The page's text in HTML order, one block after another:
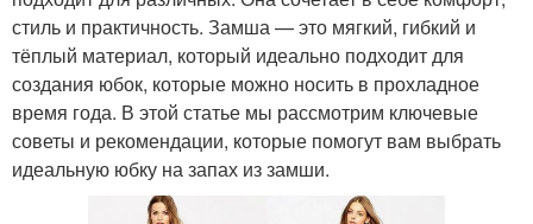
стиль и практичность. Замша — это мягкий, гибкий и
тёплый материал, который идеально подходит для
создания юбок, которые можно носить в прохладное
время года. В этой статье мы рассмотрим ключевые
советы и рекомендации, которые помогут вам выбрать
идеальную юбку на запах из замши.